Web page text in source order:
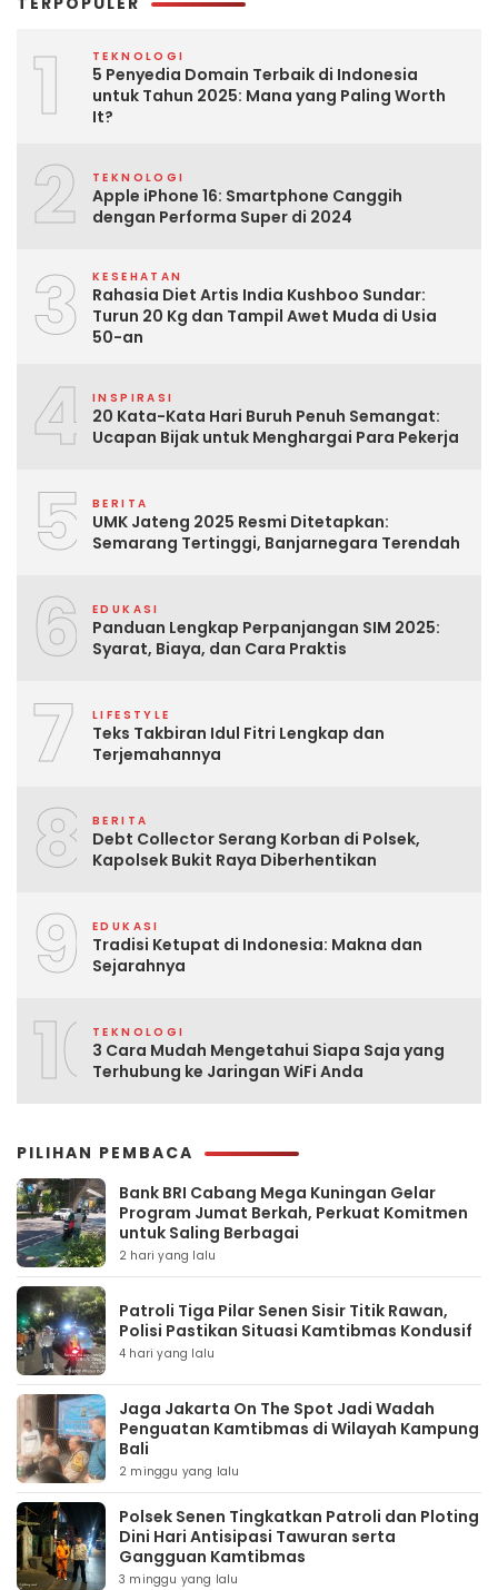
1 TEKNOLOGI
5 Penyedia Domain Terbaik di Indonesia
untuk Tahun 2025: Mana yang Paling Worth
It?
2 TEKNOLOGI
Apple iPhone 16: Smartphone Canggih
dengan Performa Super di 2024
3 KESEHATAN
Rahasia Diet Artis India Kushboo Sundar:
Turun 20 Kg dan Tampil Awet Muda di Usia
50-an
4 INSPIRASI
20 Kata-Kata Hari Buruh Penuh Semangat:
Ucapan Bijak untuk Menghargai Para Pekerja
5 BERITA
UMK Jateng 2025 Resmi Ditetapkan:
Semarang Tertinggi, Banjarnegara Terendah
6 EDUKASI
Panduan Lengkap Perpanjangan SIM 2025:
Syarat, Biaya, dan Cara Praktis
7 LIFESTYLE
Teks Takbiran Idul Fitri Lengkap dan
Terjemahannya
8 BERITA
Debt Collector Serang Korban di Polsek,
Kapolsek Bukit Raya Diberhentikan
9 EDUKASI
Tradisi Ketupat di Indonesia: Makna dan
Sejarahnya
10TEKNOLOGI
3 Cara Mudah Mengetahui Siapa Saja yang
Terhubung ke Jaringan WiFi Anda
PILIHAN PEMBACA
Bank BRI Cabang Mega Kuningan Gelar
Program Jumat Berkah, Perkuat Komitmen
untuk Saling Berbagai
2 hari yang lalu
Patroli Tiga Pilar Senen Sisir Titik Rawan,
Polisi Pastikan Situasi Kamtibmas Kondusif
4 hari yang lalu
Jaga Jakarta On The Spot Jadi Wadah
Penguatan Kamtibmas di Wilayah Kampung
Bali
2 minggu yang lalu
Polsek Senen Tingkatkan Patroli dan Ploting
Dini Hari Antisipasi Tawuran serta
Gangguan Kamtibmas
3 minggu yang lalu